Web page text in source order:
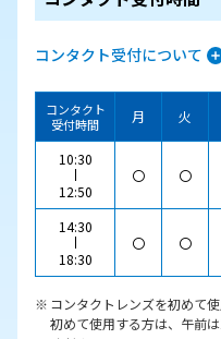
コンタクト受付について
コンタクト
受付時間
月 火
10:30
12:50
〇 〇
14:30
18:30
〇 〇
コンタクトレンズを初めて
初めて使用する方は、午前